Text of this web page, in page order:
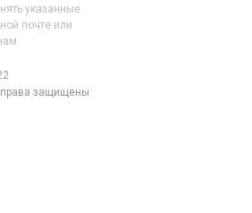
указанные
почте или
права защищены